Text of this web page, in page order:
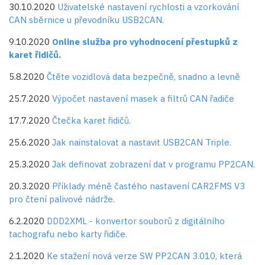
30.10.2020 Uživatelské nastavení rychlosti a vzorkování
CAN sběrnice u převodníku USB2CAN.
9.10.2020 Online služba pro vyhodnocení přestupků z
karet řidičů.
5.8.2020 Čtěte vozidlová data bezpečně, snadno a levně
25.7.2020 Výpočet nastavení masek a filtrů CAN řadiče
17.7.2020 Čtečka karet řidičů.
25.6.2020 Jak nainstalovat a nastavit USB2CAN Triple.
25.3.2020 Jak definovat zobrazení dat v programu PP2CAN.
20.3.2020 Příklady méně častého nastavení CAR2FMS V3
pro čtení palivové nádrže.
6.2.2020 DDD2XML - konvertor souborů z digitálního
tachografu nebo karty řidiče.
2.1.2020 Ke stažení nová verze SW PP2CAN 3.010, která